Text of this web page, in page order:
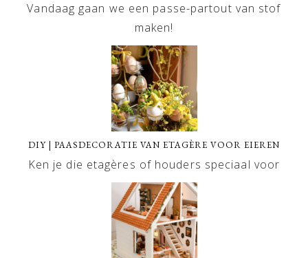
Vandaag gaan we een passe-partout van stof
maken!
DIY | PAASDECORATIE VAN ETAGÈRE VOOR EIEREN
Ken je die etagères of houders speciaal voor